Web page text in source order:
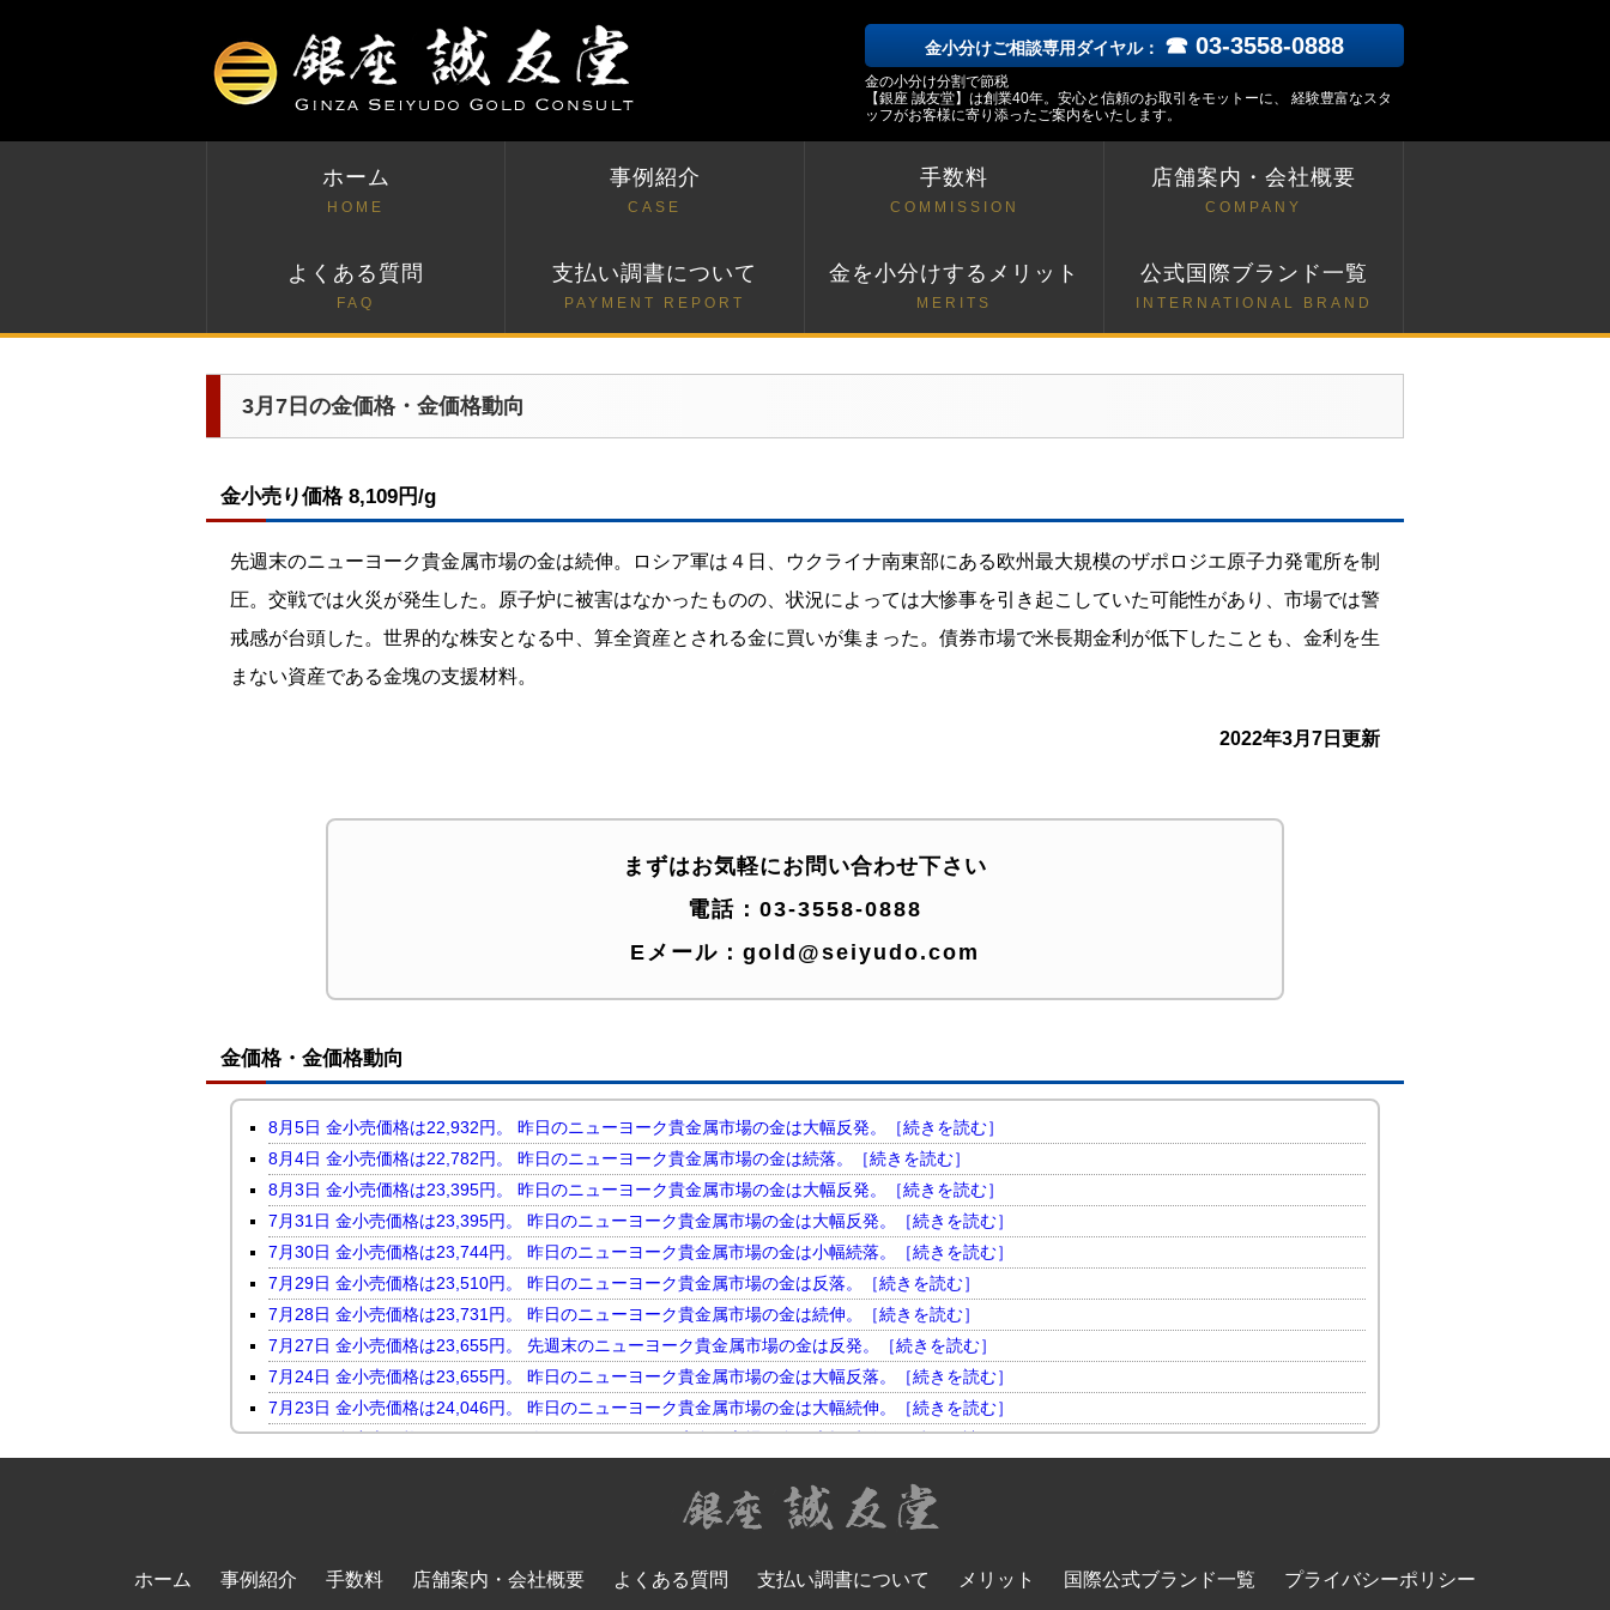
金小分けご相談専用ダイヤル： ☎ 03-3558-0888
金の小分け分割で節税
【銀座 誠友堂】は創業40年。安心と信頼のお取引をモットーに、 経験豊富なスタ
ッフがお客様に寄り添ったご案内をいたします。
ホーム
HOME
事例紹介
CASE
手数料
COMMISSION
店舗案内・会社概要
COMPANY
よくある質問
FAQ
支払い調書について
PAYMENT REPORT
金を小分けするメリット
MERITS
公式国際ブランド一覧
INTERNATIONAL BRAND
3月7日の金価格・金価格動向
金小売り価格 8,109円/g
先週末のニューヨーク貴金属市場の金は続伸。ロシア軍は４日、ウクライナ南東部にある欧州最大規模のザポロジエ原子力発電所を制
圧。交戦では火災が発生した。原子炉に被害はなかったものの、状況によっては大惨事を引き起こしていた可能性があり、市場では警
戒感が台頭した。世界的な株安となる中、算全資産とされる金に買いが集まった。債券市場で米長期金利が低下したことも、金利を生
まない資産である金塊の支援材料。
2022年3月7日更新
まずはお気軽にお問い合わせ下さい
電話： 03-3558-0888
Eメール： gold@seiyudo.com
金価格・金価格動向
8月5日 金小売価格は22,932円。 昨日のニューヨーク貴金属市場の金は大幅反発。［続きを読む］
8月4日 金小売価格は22,782円。 昨日のニューヨーク貴金属市場の金は続落。［続きを読む］
8月3日 金小売価格は23,395円。 昨日のニューヨーク貴金属市場の金は大幅反発。［続きを読む］
7月31日 金小売価格は23,395円。 昨日のニューヨーク貴金属市場の金は大幅反発。［続きを読む］
7月30日 金小売価格は23,744円。 昨日のニューヨーク貴金属市場の金は小幅続落。［続きを読む］
7月29日 金小売価格は23,510円。 昨日のニューヨーク貴金属市場の金は反落。［続きを読む］
7月28日 金小売価格は23,731円。 昨日のニューヨーク貴金属市場の金は続伸。［続きを読む］
7月27日 金小売価格は23,655円。 先週末のニューヨーク貴金属市場の金は反発。［続きを読む］
7月24日 金小売価格は23,655円。 昨日のニューヨーク貴金属市場の金は大幅反落。［続きを読む］
7月23日 金小売価格は24,046円。 昨日のニューヨーク貴金属市場の金は大幅続伸。［続きを読む］
7月22日 金小売価格は23,816円。 昨日のニューヨーク貴金属市場の金は大幅反発。［続きを読む］
7月17日 金小売価格は23,118円。 昨日のニューヨーク貴金属市場の金は大幅続落。［続きを読む］
7月16日 金小売価格は23,450円。 昨日のニューヨーク貴金属市場の金は反落。［続きを読む］
7月14日 金小売価格は23,098円。 昨日のニューヨーク貴金属市場の金は大幅続落。［続きを読む］
ホーム 事例紹介 手数料 店舗案内・会社概要 よくある質問 支払い調書について メリット 国際公式ブランド一覧 プライバシーポリシー